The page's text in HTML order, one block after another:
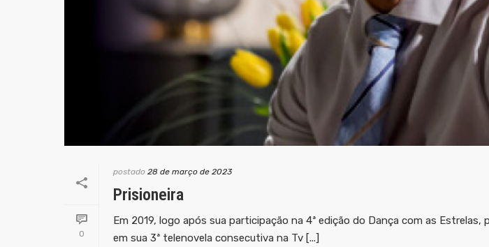
0
postado 28 de março de 2023
Prisioneira
Em 2019, logo após sua participação na 4ª edição do Dança com as
em sua 3ª telenovela consecutiva na Tv [...]